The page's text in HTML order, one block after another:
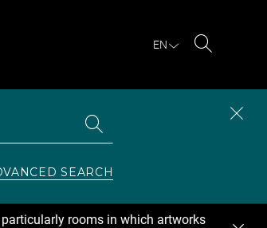
EN
SEARCH
rooms in which artworks